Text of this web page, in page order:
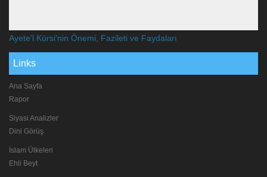
Ayete'l Kürsi'nin Önemi, Fazileti ve Faydaları
Links
Ana Sayfa
Rapor
Siyasi Analizler
Dini Görüş
İslam Ülkeleri
Ehli Beyt